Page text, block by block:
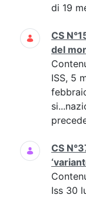
di 19
CS
del
ISS, 5
CS
Iss 30